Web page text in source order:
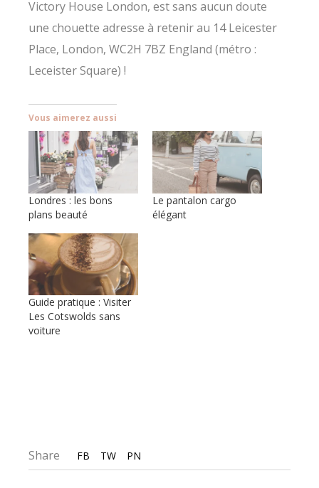
Victory House London, est sans aucun doute
une chouette adresse à retenir au 14 Leicester
Place, London, WC2H 7BZ England (métro :
Leceister Square) !
Vous aimerez aussi
Londres : les bons
plans beauté
Le pantalon cargo
élégant
Guide pratique : Visiter
Les Cotswolds sans
voiture
Share FB TW PN